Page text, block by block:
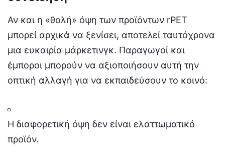
Αν και η «θολή» όψη των προϊόντων rPET
μπορεί αρχικά να ξενίσει, αποτελεί ταυτόχρονα
μια ευκαιρία μάρκετινγκ. Παραγωγοί και
έμποροι μπορούν να αξιοποιήσουν αυτή την
οπτική αλλαγή για να εκπαιδεύσουν το κοινό:
Η διαφορετική όψη δεν είναι ελαττωματικό
προϊόν.